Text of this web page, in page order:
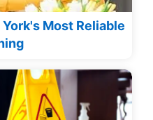
Most Reliable